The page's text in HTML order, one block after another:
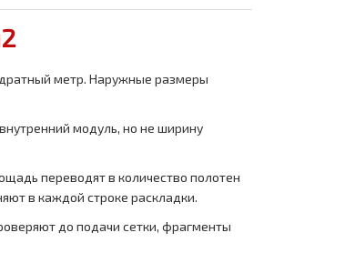
метр. Наружные размеры
модуль, но не ширину
переводят в количество полотен
в каждой строке раскладки.
до подачи сетки, фрагменты